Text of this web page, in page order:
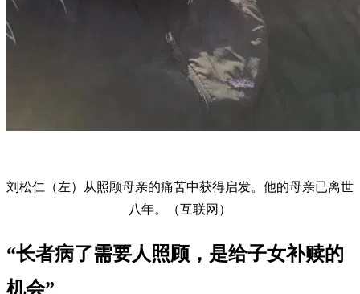
刘松仁（左）从照顾母亲的痛苦中获得启发。他的母亲已离世
八年。（互联网）
“长者病了需要人照顾，是给子女补赎的
机会”